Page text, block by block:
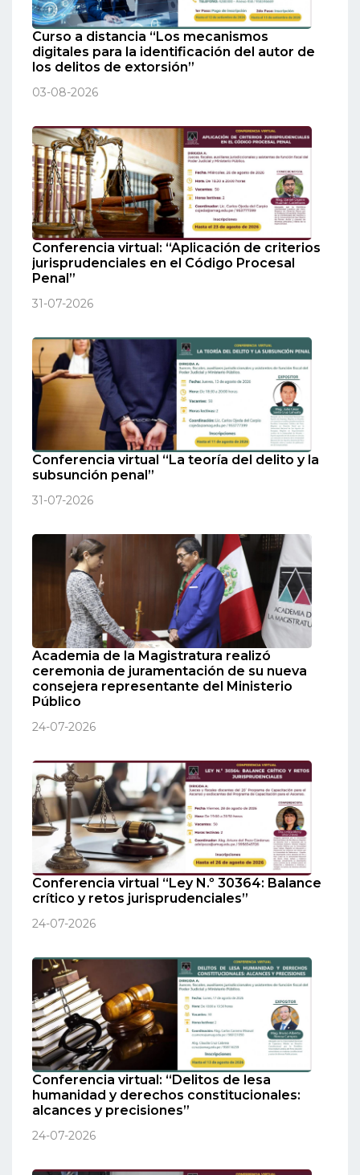
Curso a distancia “Los mecanismos
digitales para la identificación del autor de
los delitos de extorsión”
03-08-2026
Conferencia virtual: “Aplicación de criterios
jurisprudenciales en el Código Procesal
Penal”
31-07-2026
Conferencia virtual “La teoría del delito y la
subsunción penal”
31-07-2026
Academia de la Magistratura realizó
ceremonia de juramentación de su nueva
consejera representante del Ministerio
Público
24-07-2026
Conferencia virtual “Ley N.º 30364: Balance
crítico y retos jurisprudenciales”
24-07-2026
Conferencia virtual: “Delitos de lesa
humanidad y derechos constitucionales:
alcances y precisiones”
24-07-2026